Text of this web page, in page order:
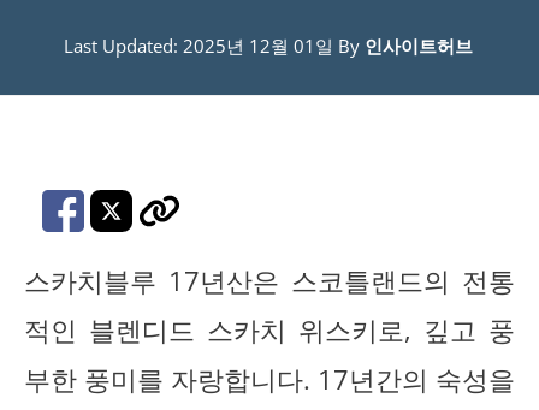
Last Updated: 2025년 12월 01일 By 인사이트허브
스카치블루 17년산은 스코틀랜드의 전통
적인 블렌디드 스카치 위스키로, 깊고 풍
부한 풍미를 자랑합니다. 17년간의 숙성을